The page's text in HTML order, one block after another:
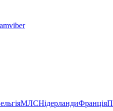
viber
МЛСНідерландиФранція